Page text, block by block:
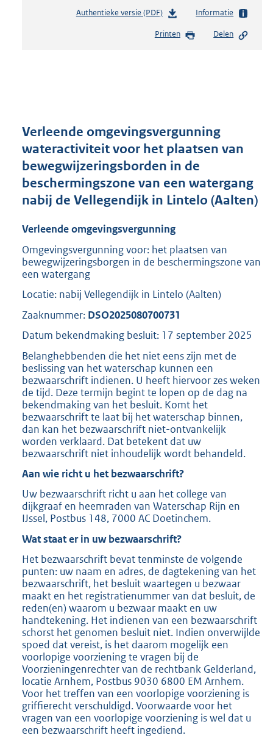
Authentieke versie (PDF)b
s
r
o
t
t
:
1
K
b
Informatie
Printen Delen
Verleende omgevingsvergunning
wateractiviteit voor het plaatsen van
bewegwijzeringsborden in de
beschermingszone van een watergang
nabij de Vellegendijk in Lintelo (Aalten)
Verleende omgevingsvergunning
Omgevingsvergunning voor: het plaatsen van
bewegwijzeringsborgen in de beschermingszone van
een watergang
Locatie: nabij Vellegendijk in Lintelo (Aalten)
Zaaknummer: DSO2025080700731
Datum bekendmaking besluit: 17 september 2025
Belanghebbenden die het niet eens zijn met de
beslissing van het waterschap kunnen een
bezwaarschrift indienen. U heeft hiervoor zes weken
de tijd. Deze termijn begint te lopen op de dag na
bekendmaking van het besluit. Komt het
bezwaarschrift te laat bij het waterschap binnen,
dan kan het bezwaarschrift niet-ontvankelijk
worden verklaard. Dat betekent dat uw
bezwaarschrift niet inhoudelijk wordt behandeld.
Aan wie richt u het bezwaarschrift?
Uw bezwaarschrift richt u aan het college van
dijkgraaf en heemraden van Waterschap Rijn en
IJssel, Postbus 148, 7000 AC Doetinchem.
Wat staat er in uw bezwaarschrift?
Het bezwaarschrift bevat tenminste de volgende
punten: uw naam en adres, de dagtekening van het
bezwaarschrift, het besluit waartegen u bezwaar
maakt en het registratienummer van dat besluit, de
reden(en) waarom u bezwaar maakt en uw
handtekening. Het indienen van een bezwaarschrift
schorst het genomen besluit niet. Indien onverwijlde
spoed dat vereist, is het daarom mogelijk een
voorlopige voorziening te vragen bij de
Voorzieningenrechter van de rechtbank Gelderland,
locatie Arnhem, Postbus 9030 6800 EM Arnhem.
Voor het treffen van een voorlopige voorziening is
griffierecht verschuldigd. Voorwaarde voor het
vragen van een voorlopige voorziening is wel dat u
een bezwaarschrift heeft ingediend.